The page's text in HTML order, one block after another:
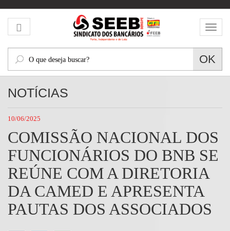
que
buscar?
OK
NOTÍCIAS
10/06/2025
COMISSÃO NACIONAL DOS
FUNCIONÁRIOS DO BNB SE
REÚNE COM A DIRETORIA
DA CAMED E APRESENTA
PAUTAS DOS ASSOCIADOS